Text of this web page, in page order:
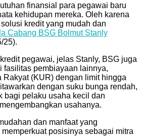
finansial para pegawai baru
kehidupan mereka. Oleh karena
kredit yang mudah dan
Cabang BSG Bolmut Stanly
25).
pegawai, jelas Stanly, BSG juga
fasilitas pembiayaan lainnya,
Rakyat (KUR) dengan limit hingga
dengan suku bunga rendah,
bagi pelaku usaha kecil dan
usahanya.
dan manfaat yang
posisinya sebagai mitra